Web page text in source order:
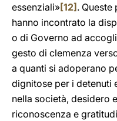
essenziali»[12] . Queste
hanno incontrato la
o di Governo ad
gesto di clemenza
a quanti si adoperano
dignitose per i detenuti
nella società, desidero
riconoscenza e